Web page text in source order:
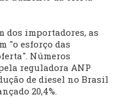
dos importadores, as
"o esforço das
Números
reguladora ANP
de diesel no Brasil
20,4%.